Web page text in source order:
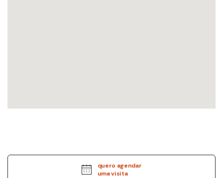
quero agendar
uma visita